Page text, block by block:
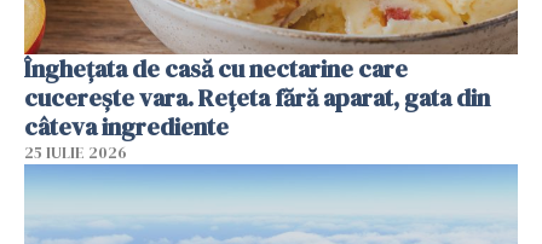
Înghețata de casă cu nectarine care
cucerește vara. Rețeta fără aparat, gata din
câteva ingrediente
25 IULIE 2026